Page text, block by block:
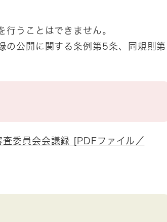
うことはできません。
の公開に関する条例第5条、同規則第
委員会会議録 [PDFファイル／